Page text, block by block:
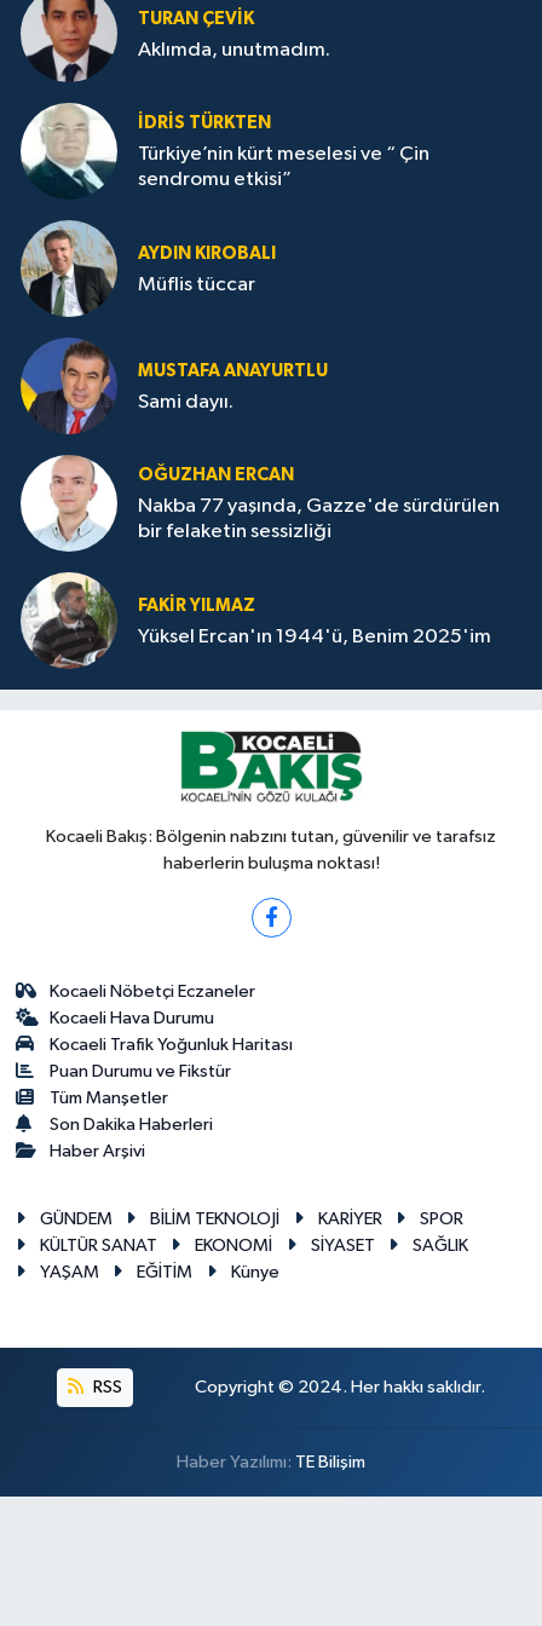
TURAN ÇEVİK
Aklımda, unutmadım.
İDRİS TÜRKTEN
Türkiye’nin kürt meselesi ve “ Çin
sendromu etkisi”
AYDIN KIROBALI
Müflis tüccar
MUSTAFA ANAYURTLU
Sami dayıı.
OĞUZHAN ERCAN
Nakba 77 yaşında, Gazze'de sürdürülen
bir felaketin sessizliği
FAKİR YILMAZ
Yüksel Ercan'ın 1944'ü, Benim 2025'im
Kocaeli Bakış: Bölgenin nabzını tutan, güvenilir ve tarafsız
haberlerin buluşma noktası!
Kocaeli Nöbetçi Eczaneler
Kocaeli Hava Durumu
Kocaeli Trafik Yoğunluk Haritası
Puan Durumu ve Fikstür
Tüm Manşetler
Son Dakika Haberleri
Haber Arşivi
GÜNDEM BİLİM TEKNOLOJİ KARİYER
SPOR
KÜLTÜR SANAT
EKONOMİ SİYASET
SAĞLIK
YAŞAM
EĞİTİM Künye
RSS Copyright © 2024. Her hakkı saklıdır.
Haber Yazılımı: TE Bilişim